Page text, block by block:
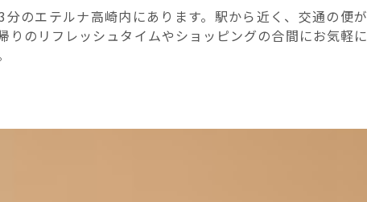
分のエテルナ高崎内にあります。駅から近く、交通の便が
りのリフレッシュタイムやショッピングの合間にお気軽に